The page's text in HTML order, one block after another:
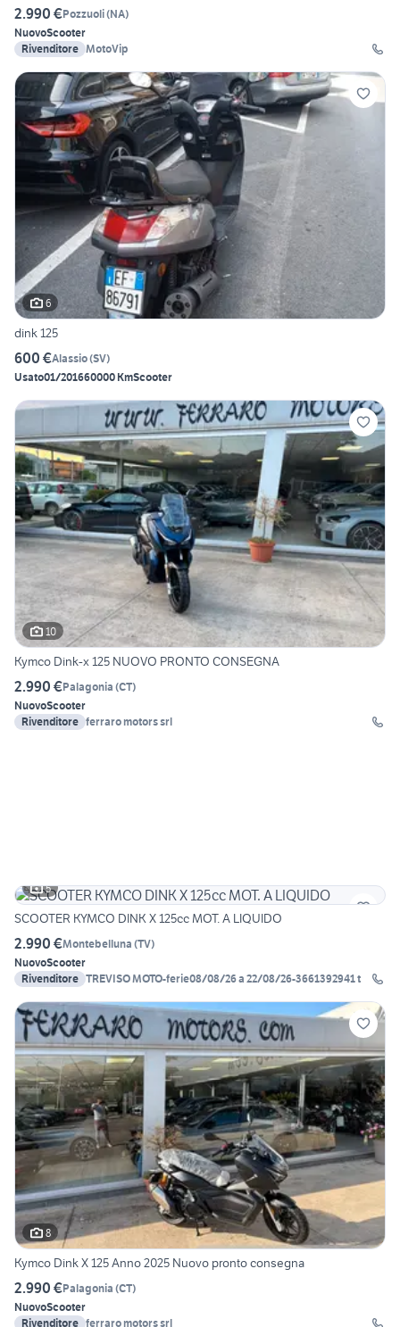
2.990 €Pozzuoli(NA)
NuovoScooter
Rivenditore MotoVip
6
dink 125
600 €Alassio(SV)
Usato01/201660000 KmScooter
10
Kymco Dink-x 125 NUOVO PRONTO CONSEGNA
2.990 €Palagonia (CT)
NuovoScooter
Rivenditore ferraro motors srl
5
SCOOTER KYMCO DINK X 125cc MOT. A LIQUIDO
2.990 €Montebelluna (TV)
NuovoScooter
Rivenditore TREVISO MOTO-ferie08/08/26 a 22/08/26-3661392941 t
8
Kymco Dink X 125 Anno 2025 Nuovo pronto consegna
2.990 €Palagonia (CT)
NuovoScooter
Rivenditore ferraro motors srl